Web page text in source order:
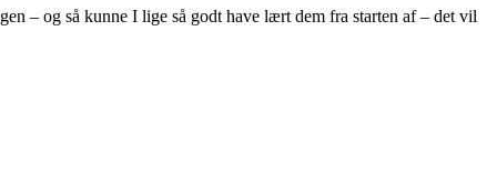
– og så kunne I lige så godt have lært dem fra starten af – det vil